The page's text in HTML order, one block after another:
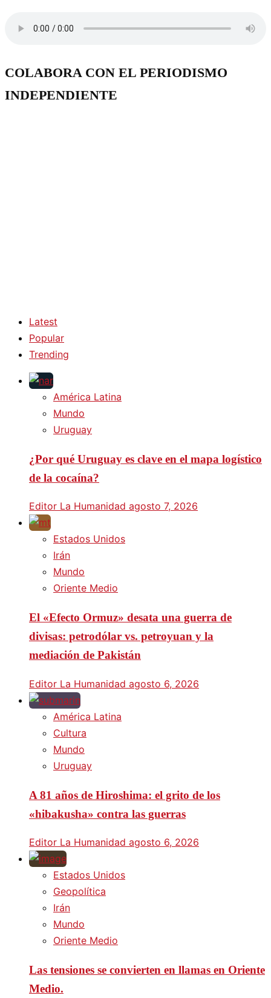
COLABORA CON EL PERIODISMO
INDEPENDIENTE
Latest
Popular
Trending
América Latina
Mundo
Uruguay
¿Por qué Uruguay es clave en el mapa logístico
de la cocaína?
Editor La Humanidad agosto 7, 2026
Estados Unidos
Irán
Mundo
Oriente Medio
El «Efecto Ormuz» desata una guerra de
divisas: petrodólar vs. petroyuan y la
mediación de Pakistán
Editor La Humanidad agosto 6, 2026
América Latina
Cultura
Mundo
Uruguay
A 81 años de Hiroshima: el grito de los
«hibakusha» contra las guerras
Editor La Humanidad agosto 6, 2026
Estados Unidos
Geopolítica
Irán
Mundo
Oriente Medio
Las tensiones se convierten en llamas en Oriente
Medio.